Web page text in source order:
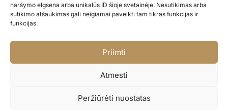
naršymo elgsena arba unikalūs ID šioje svetainėje. Nesutikimas arba
sutikimo atšaukimas gali neigiamai paveikti tam tikras funkcijas ir
funkcijas.
Priimti
Atmesti
Peržiūrėti nuostatas
Privatumo politika
Parduotuvės politika
© BALIONAISUMEILE 2024